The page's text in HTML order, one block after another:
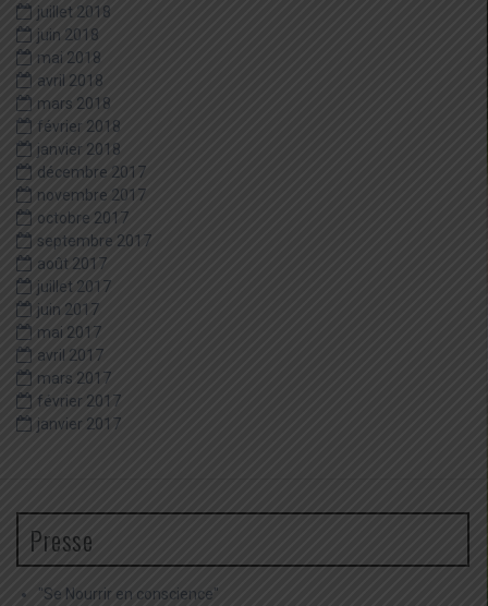
juillet 2018
juin 2018
mai 2018
avril 2018
mars 2018
février 2018
janvier 2018
décembre 2017
novembre 2017
octobre 2017
septembre 2017
août 2017
juillet 2017
juin 2017
mai 2017
avril 2017
mars 2017
février 2017
janvier 2017
Presse
"Se Nourrir en conscience"